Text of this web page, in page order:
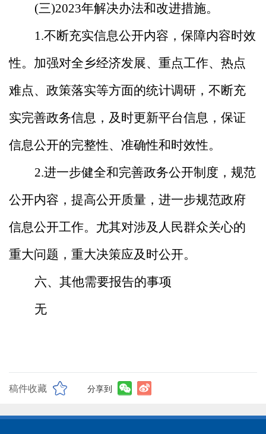
(三)2023年解决办法和改进措施。
1.不断充实信息公开内容，保障内容时效
性。加强对全乡经济发展、重点工作、热点
难点、政策落实等方面的统计调研，不断充
实完善政务信息，及时更新平台信息，保证
信息公开的完整性、准确性和时效性。
2.进一步健全和完善政务公开制度，规范
公开内容，提高公开质量，进一步规范政府
信息公开工作。尤其对涉及人民群众关心的
重大问题，重大决策应及时公开。
六、其他需要报告的事项
无
稿件收藏 分享到